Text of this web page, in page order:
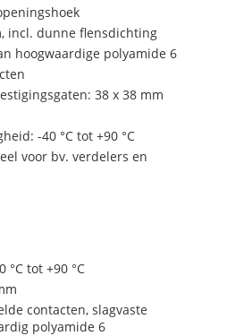
incl. dunne flensdichting
hoogwaardige polyamide 6
38 x 38 mm
-40 °C tot +90 °C
voor bv. verdelers en
tot +90 °C
contacten, slagvaste
polyamide 6